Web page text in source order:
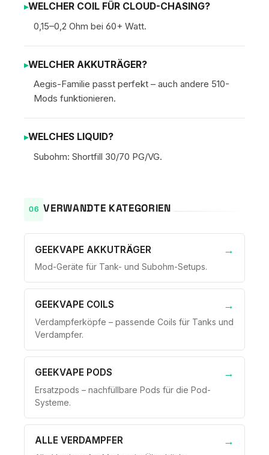
WELCHER COIL FÜR CLOUD-CHASING?
0,15–0,2 Ohm bei 60+ Watt.
WELCHER AKKUTRÄGER?
Aegis-Familie passt perfekt – auch andere 510-
Mods funktionieren.
WELCHES LIQUID?
Subohm: Shortfill 30/70 PG/VG.
VERWANDTE KATEGORIEN
GEEKVAPE AKKUTRÄGER
Mod-Geräte für Tank- und Subohm-Setups.
GEEKVAPE COILS
Verdampferköpfe – passende Coils für Tanks und
Verdampfer.
GEEKVAPE PODS
Ersatzpods – nachfüllbare Pods für die Pod-
Systeme.
ALLE VERDAMPFER